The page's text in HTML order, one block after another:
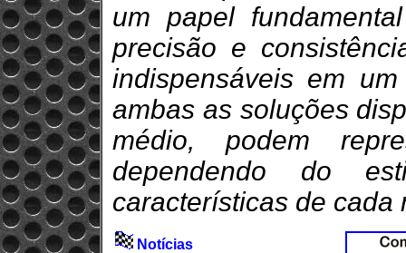
um papel
precisão e
indispensáveis em
ambas as soluções
médio, podem
dependendo do
características de cada
Notícias